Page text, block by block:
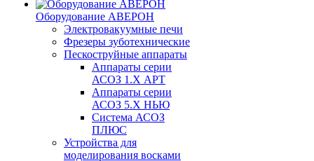
Оборудование АВЕРОН
Электровакуумные печи
Фрезеры зуботехнические
Пескоструйные аппараты
Аппараты серии
АСОЗ 1.Х АРТ
Аппараты серии
АСОЗ 5.Х НЬЮ
Система АСОЗ
ПЛЮС
Устройства для
моделирования восками